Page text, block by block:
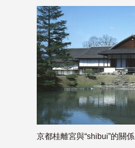
京都桂離宮與“shibui”的關係